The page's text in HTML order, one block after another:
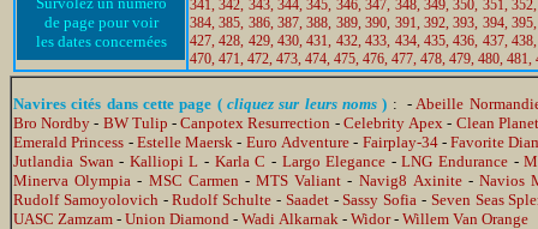
de page pour voir
les dates concernées
341, 342, 343, 344, 345, 346, 347, 348, 349, 350, 351, 352,
384, 385, 386, 387, 388, 389, 390, 391, 392, 393, 394, 395,
427, 428, 429, 430, 431, 432, 433, 434, 435, 436, 437, 438,
470, 471, 472, 473, 474, 475, 476, 477, 478, 479, 480, 481,
Navires cités dans cette page (cliquez sur leurs noms) : -Abeille
Bro Nordby - BW Tulip -Canpotex Resurrection - Celebrity Apex - Clean Planet
Emerald Princess - Estelle Maersk - Euro Adventure - Fairplay-34-Favorite
Jutlandia Swan - Kalliopi L - Karla C - Largo Elegance -LNG Endurance -
Minerva Olympia - MSC Carmen -MTS Valiant - Navig8 Axinite-Navios
Rudolf Samoyolovich-Rudolf Schulte - Saadet-Sassy Sofia - Seven Seas
UASC Zamzam - Union Diamond - Wadi Alkarnak - Widor- Willem Van Orange